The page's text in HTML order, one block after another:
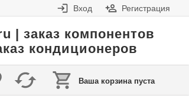
Вход Регистрация
| заказ компонентов
кондиционеров
Ваша корзина пуста